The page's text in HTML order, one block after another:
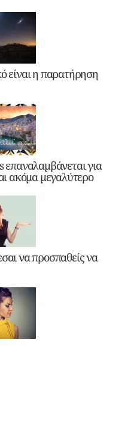
είναι η παρατήρηση
για
ακόμα μεγαλύτερο
να προσπαθείς να